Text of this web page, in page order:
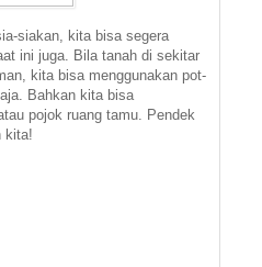
siakan, kita bisa segera
ini juga. Bila tanah di sekitar
kita bisa menggunakan pot-
Bahkan kita bisa
pojok ruang tamu. Pendek
kita!